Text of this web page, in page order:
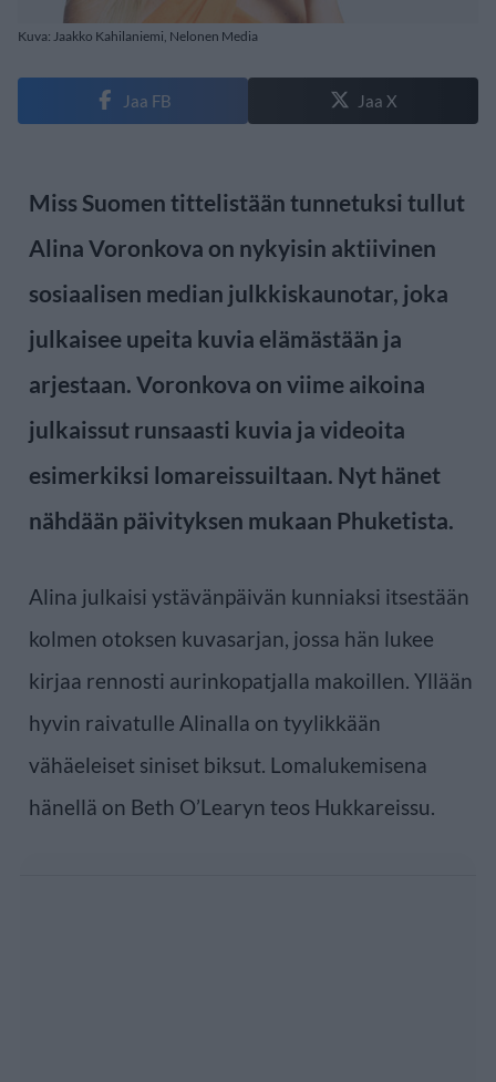
Kuva: Jaakko Kahilaniemi, Nelonen Media
Jaa FB Jaa X
Miss Suomen tittelistään tunnetuksi tullut
Alina Voronkova on nykyisin aktiivinen
sosiaalisen median julkkiskaunotar, joka
julkaisee upeita kuvia elämästään ja
arjestaan. Voronkova on viime aikoina
julkaissut runsaasti kuvia ja videoita
esimerkiksi lomareissuiltaan. Nyt hänet
nähdään päivityksen mukaan Phuketista.
Alina julkaisi ystävänpäivän kunniaksi itsestään
kolmen otoksen kuvasarjan, jossa hän lukee
kirjaa rennosti aurinkopatjalla makoillen. Yllään
hyvin raivatulle Alinalla on tyylikkään
vähäeleiset siniset biksut. Lomalukemisena
hänellä on Beth O’Learyn teos Hukkareissu.